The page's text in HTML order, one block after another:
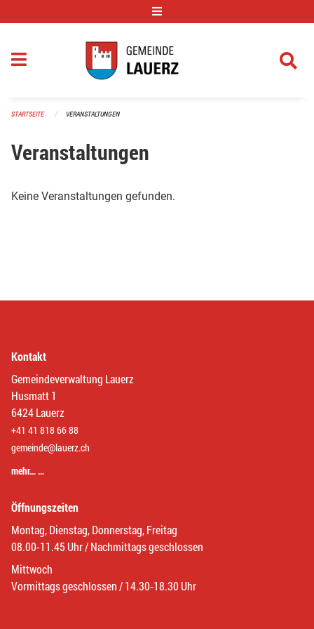
STARTSEITE VERANSTALTUNGEN
Veranstaltungen
Keine Veranstaltungen gefunden.
Kontakt
Gemeindeverwaltung Lauerz
Husmatt 1
6424 Lauerz
+41 41 818 66 88
gemeinde@lauerz.ch
mehr… …
Öffnungszeiten
Montag, Dienstag, Donnerstag, Freitag
08.00-11.45 Uhr / Nachmittags geschlossen
Mittwoch
Vormittags geschlossen / 14.30-18.30 Uhr